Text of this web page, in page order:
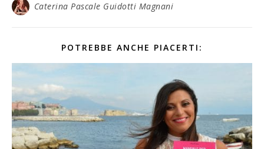
Caterina Pascale Guidotti Magnani
POTREBBE ANCHE PIACERTI: